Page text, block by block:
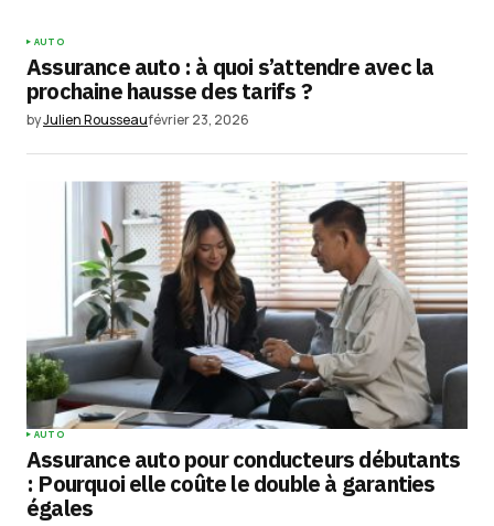
AUTO
Assurance auto : à quoi s’attendre avec la
prochaine hausse des tarifs ?
byJulien Rousseaufévrier 23, 2026
AUTO
Assurance auto pour conducteurs débutants
: Pourquoi elle coûte le double à garanties
égales